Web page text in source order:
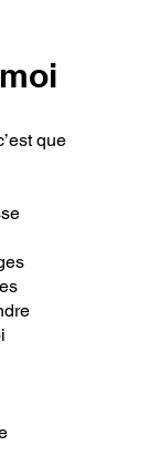
que